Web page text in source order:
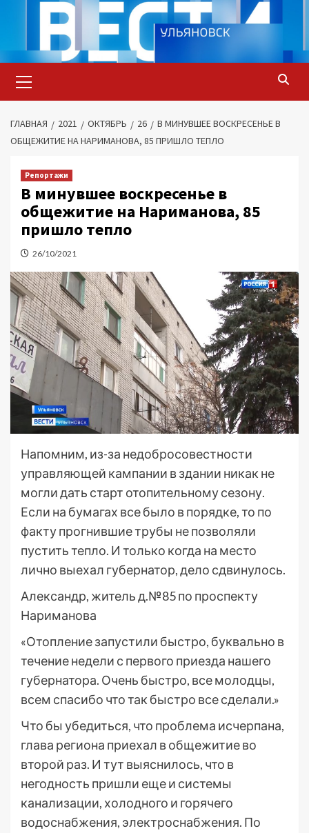
содержимому
меню
ГЛАВНАЯ 2021 ОКТЯБРЬ 26
В МИНУВШЕЕ ВОСКРЕСЕНЬЕ В
ОБЩЕЖИТИЕ НА НАРИМАНОВА, 85 ПРИШЛО ТЕПЛО
Репортажи
В минувшее воскресенье в
общежитие на Нариманова, 85
пришло тепло
26/10/2021
Напомним, из-за недобросовестности
управляющей кампании в здании никак не
могли дать старт отопительному сезону.
Если на бумагах все было в порядке, то по
факту прогнившие трубы не позволяли
пустить тепло. И только когда на место
лично выехал губернатор, дело сдвинулось.
Александр, житель д.№85 по проспекту
Нариманова
«Отопление запустили быстро, буквально в
течение недели с первого приезда нашего
губернатора. Очень быстро, все молодцы,
всем спасибо что так быстро все сделали.»
Что бы убедиться, что проблема исчерпана,
глава региона приехал в общежитие во
второй раз. И тут выяснилось, что в
негодность пришли еще и системы
канализации, холодного и горячего
водоснабжения, электроснабжения. По